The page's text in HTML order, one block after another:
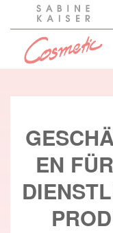
Zum Hauptinhalt
EN